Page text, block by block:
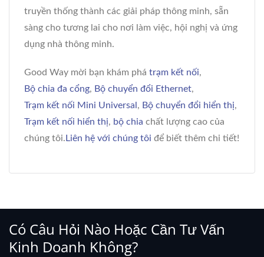
truyền thống thành các giải pháp thông minh, sẵn
sàng cho tương lai cho nơi làm việc, hội nghị và ứng
dụng nhà thông minh.
Good Way mời bạn khám phá trạm kết nối,
Bộ chia đa cổng, Bộ chuyển đổi Ethernet,
Trạm kết nối Mini Universal , Bộ chuyển đổi hiển thị,
Trạm kết nối hiển thị, bộ chia chất lượng cao của
chúng tôi. Liên hệ với chúng tôi để biết thêm chi tiết!
Có Câu Hỏi Nào Hoặc Cần Tư Vấn
Kinh Doanh Không?